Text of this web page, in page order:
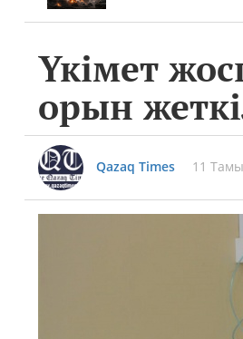
Үкімет
орын
Qazaq Times 11